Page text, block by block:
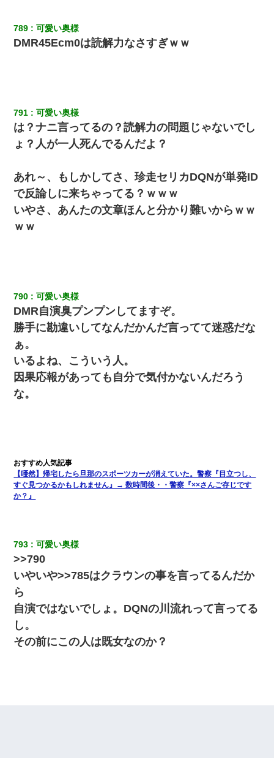
【悲報】姉と入浴中に大きくなってしまった結果ｗｗｗｗｗｗｗ
ｗ
【画像】女の子「お母さん！！私ようやくファッションモデルに
選ばれたの！絶対見に来てね！」→悲しい結果がこれ・・・
私『貯金貯まったし、やっと家建てられるね！』夫「実家を二世
【衝撃】ある工場に配属すると、女の人がみんな退職してしま
う。会社「仕事がハードだし田舎で娯楽も少ないからキツイの
か…」→ 実際は違った
789 可愛い奥様
DMR45Ecm0は読解力なさすぎｗｗ
791 可愛い奥様
は？ナニ言ってるの？読解力の問題じゃないでし
ょ？人が一人死んでるんだよ？
あれ～、もしかしてさ、珍走セリカDQNが単発ID
で反論しに来ちゃってる？ｗｗｗ
いやさ、あんたの文章ほんと分かり難いからｗｗ
ｗｗ
790 可愛い奥様
DMR自演臭プンプンしてますぞ。
勝手に勘違いしてなんだかんだ言ってて迷惑だな
ぁ。
いるよね、こういう人。
因果応報があっても自分で気付かないんだろう
な。
【唖然】帰宅したら旦那のスポーツカーが消えていた。警察『目立つし、
すぐ見つかるかもしれません』→ 数時間後・・警察『××さんご存じです
か？』
793 可愛い奥様
>>790
いやいや>>785はクラウンの事を言ってるんだか
ら
自演ではないでしょ。DQNの川流れって言ってる
し。
その前にこの人は既女なのか？